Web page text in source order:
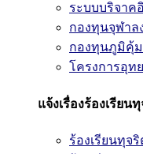
ระบบบริจาค
กองทุนจุฬา
กองทุนภูมิคุ้ม
โครงการอุท
แจ้งเรื่องร้องเรียน
ร้องเรียนทุจ